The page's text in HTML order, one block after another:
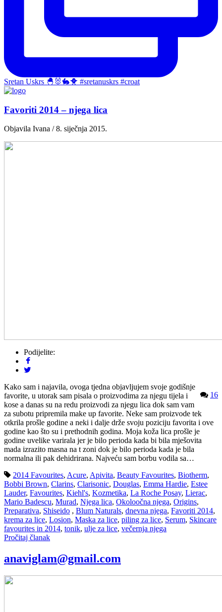
Sretan Uskrs 🐣🐰🐇🐥 #sretanuskrs #croat
Favoriti 2014 – njega lica
Objavila Ivana / 8. siječnja 2015.
Podijelite:
16
Kako sam i najavila, ovoga tjedna objavljujem svoje godišnje
favorite, u utorak sam pisala o proizvodima za njegu tijela i
kose a danas su na redu proizvodi za njegu lica dok sam vam
za subotu pripremila make up favorite. Neke sam proizvode tek
otkrila prošle godine a neki i dalje drže svoju poziciju favorita i ove
godine kao što su i prethodnih godina. Moja koža lica prošle je
godine uvelike varirala jer je bilo perioda kada bi bila mješovita
mada izrazito masna na t zoni dok je bilo perioda kada je bila
normalna ili pak dehidrirana. Najveću sam borbu vodila sa…
2014 Favourites, Acure, Apivita, Beauty Favourites, Biotherm,
Bobbi Brown, Clarins, Clarisonic, Douglas, Emma Hardie, Estee
Lauder, Favourites, Kiehl's, Kozmetika, La Roche Posay, Lierac,
Mario Badescu, Murad, Njega lica, Okoloočna njega, Origins,
Preparativa, Shiseido , Blum Naturals, dnevna njega, Favoriti 2014,
krema za lice, Losion, Maska za lice, piling za lice, Serum, Skincare
favourites in 2014, tonik, ulje za lice, večernja njega
Pročitaj članak
anaviglam@gmail.com